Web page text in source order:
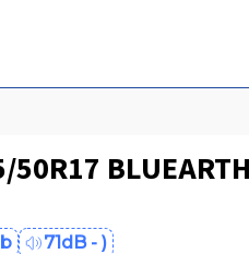
50R17
b 71dB - )